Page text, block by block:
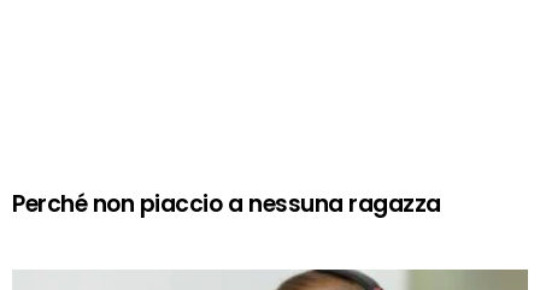
Perché non piaccio a nessuna ragazza